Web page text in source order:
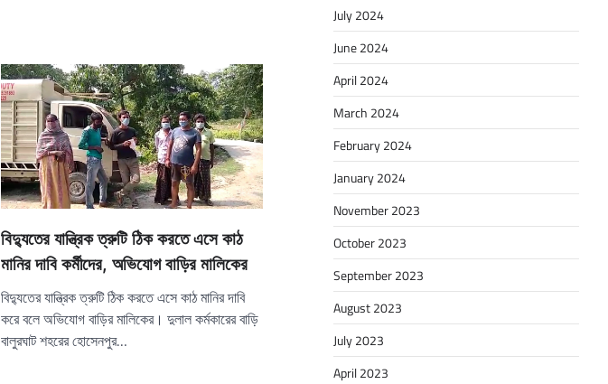
বিদ্যুতের যান্ত্রিক ত্রুটি ঠিক করতে এসে কাঠ
মানির দাবি কর্মীদের, অভিযোগ বাড়ির মালিকের
বিদ্যুতের যান্ত্রিক ত্রুটি ঠিক করতে এসে কাঠ মানির দাবি
করে বলে অভিযোগ বাড়ির মালিকের। দুলাল কর্মকারের বাড়ি
বালুরঘাট শহরের হোসেনপুর…
July 2024
June 2024
April 2024
March 2024
February 2024
January 2024
November 2023
October 2023
September 2023
August 2023
July 2023
April 2023